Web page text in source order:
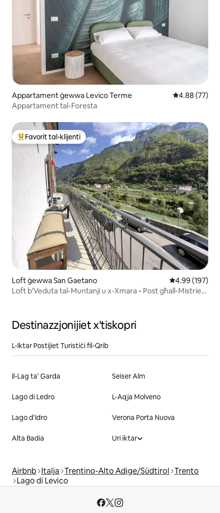
Appartament ġewwa Levico Terme Rating medju
4.88 (77)
Appartament tal-Foresta
Wieħed mill-aqwa favoriti tal-klijenti
Favorit tal-klijenti
Loft ġewwa San Gaetano Rating medju
4.99 (197)
Loft b'Veduta tal-Muntanji u x-Xmara • Post għall-Mistrieħ
Destinazzjonijiet x'tiskopri
L-Iktar Postijiet Turistiċi fil-Qrib
Il-Lag ta' Garda Seiser Alm
Lago di Ledro L-Aqja Molveno
Lago d'Idro Verona Porta Nuova
Alta Badia Uri iktar
Airbnb Italja Trentino-Alto Adige/Südtirol Trento
Lago di Levico